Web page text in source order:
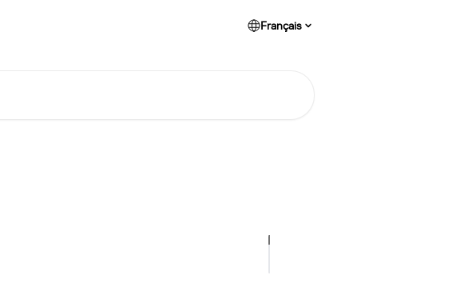
Français